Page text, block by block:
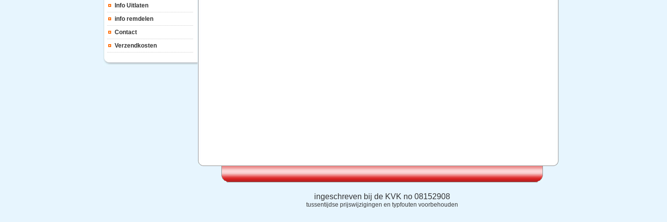
Info Uitlaten
info remdelen
Contact
Verzendkosten
ingeschreven bij de KVK no 08152908
tussentijdse prijswijzigingen en typfouten voorbehouden